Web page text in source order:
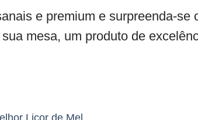
e premium e surpreenda-se
mesa, um produto de